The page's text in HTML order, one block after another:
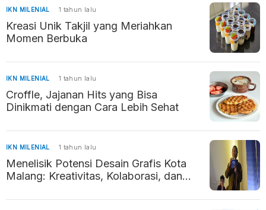
IKN MILENIAL 1 tahun lalu
Kreasi Unik Takjil yang Meriahkan
Momen Berbuka
IKN MILENIAL 1 tahun lalu
Croffle, Jajanan Hits yang Bisa
Dinikmati dengan Cara Lebih Sehat
IKN MILENIAL 1 tahun lalu
Menelisik Potensi Desain Grafis Kota
Malang: Kreativitas, Kolaborasi, dan